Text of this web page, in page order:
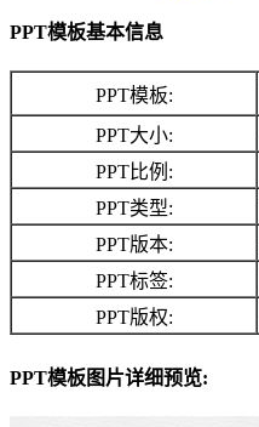
PPT模板基本信息
PPT模板:
PPT大小:
PPT比例:
PPT类型:
PPT版本:
PPT标签:
PPT版权:
PPT模板图片详细预览: